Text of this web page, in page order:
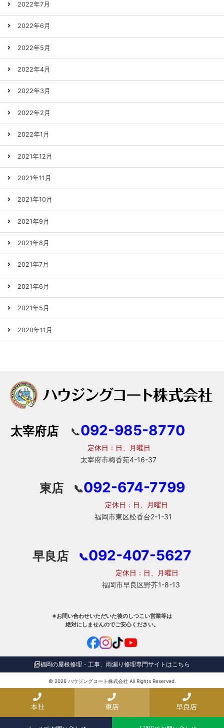
2022年7月
2022年6月
2022年5月
2022年4月
2022年3月
2022年2月
2022年1月
2021年12月
2021年11月
2021年10月
2021年9月
2021年8月
2021年7月
2021年6月
2021年5月
2020年11月
太宰府店 📞092-985-8770
定休日：日、月曜日
太宰府市梅香苑4-16-37
東店 📞092-674-7799
定休日：日、月曜日
福岡市東区松香台2-1-31
早良店 📞092-407-5627
定休日：日、月曜日
福岡市早良区野芥1-8-13
※お問い合わせいただいた後のしつこい営業等は
絶対にしませんのでご安心ください。
福岡の屋根修理・工事、雨漏り修理専門サイトはこちら
© 2026 ハウジングコート株式会社All Rights Reserved.
本社 東店 早良店